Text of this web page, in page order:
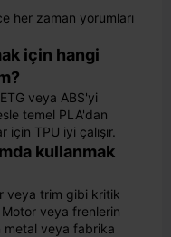
her zaman yorumları
için hangi
veya ABS'yi
temel PLA'dan
TPU iyi çalışır.
kullanmak
veya trim gibi kritik
veya frenlerin
metal veya fabrika